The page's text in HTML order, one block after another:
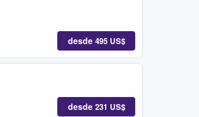
desde 495 US$
desde 231 US$